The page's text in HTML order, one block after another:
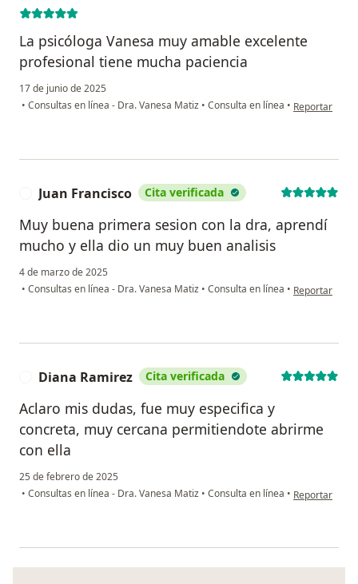
La psicóloga Vanesa muy amable excelente
profesional tiene mucha paciencia
17 de junio de 2025
• Consultas en línea - Dra. Vanesa Matiz • Consulta en línea • en opinión
Reportar
Juan Francisco Cita verificada
Muy buena primera sesion con la dra, aprendí
mucho y ella dio un muy buen analisis
4 de marzo de 2025
• Consultas en línea - Dra. Vanesa Matiz • Consulta en línea • en opinión del
Reportar
Diana Ramirez Cita verificada
Aclaro mis dudas, fue muy especifica y
concreta, muy cercana permitiendote abrirme
con ella
25 de febrero de 2025
• Consultas en línea - Dra. Vanesa Matiz • Consulta en línea • en opinión
Reportar